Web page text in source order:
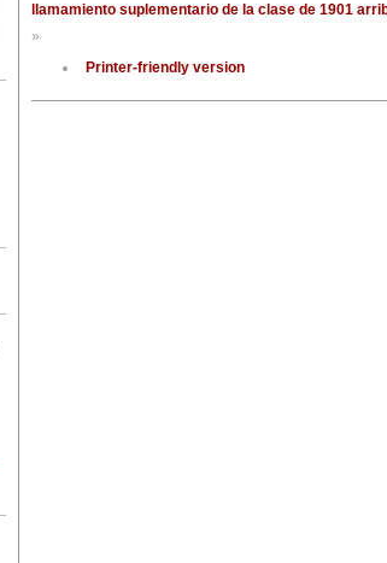
llamamiento suplementario de la clase de 1901
»
Printer-friendly version